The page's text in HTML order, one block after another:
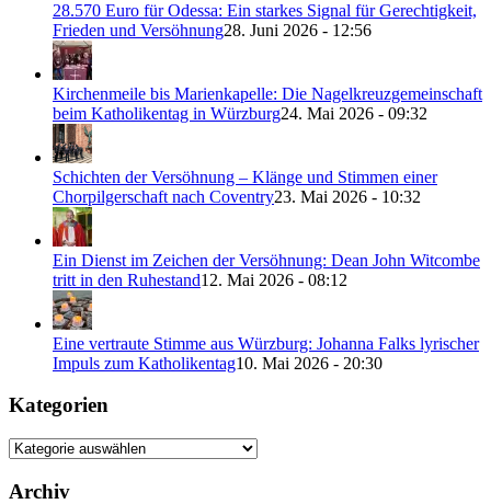
28.570 Euro für Odessa: Ein starkes Signal für Gerechtigkeit,
Frieden und Versöhnung28. Juni 2026 - 12:56
Kirchenmeile bis Marienkapelle: Die Nagelkreuzgemeinschaft
beim Katholikentag in Würzburg24. Mai 2026 - 09:32
Schichten der Versöhnung – Klänge und Stimmen einer
Chorpilgerschaft nach Coventry23. Mai 2026 - 10:32
Ein Dienst im Zeichen der Versöhnung: Dean John Witcombe
tritt in den Ruhestand12. Mai 2026 - 08:12
Eine vertraute Stimme aus Würzburg: Johanna Falks lyrischer
Impuls zum Katholikentag10. Mai 2026 - 20:30
Kategorien
Kategorien
Archiv